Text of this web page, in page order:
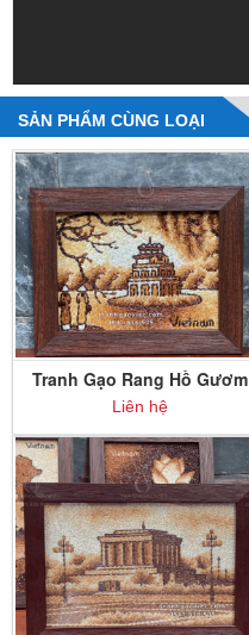
SẢN PHẨM CÙNG LOẠI
Tranh Gạo Rang Hồ Gươm
Tháp Rùa Hà Nội để bàn
Liên hệ